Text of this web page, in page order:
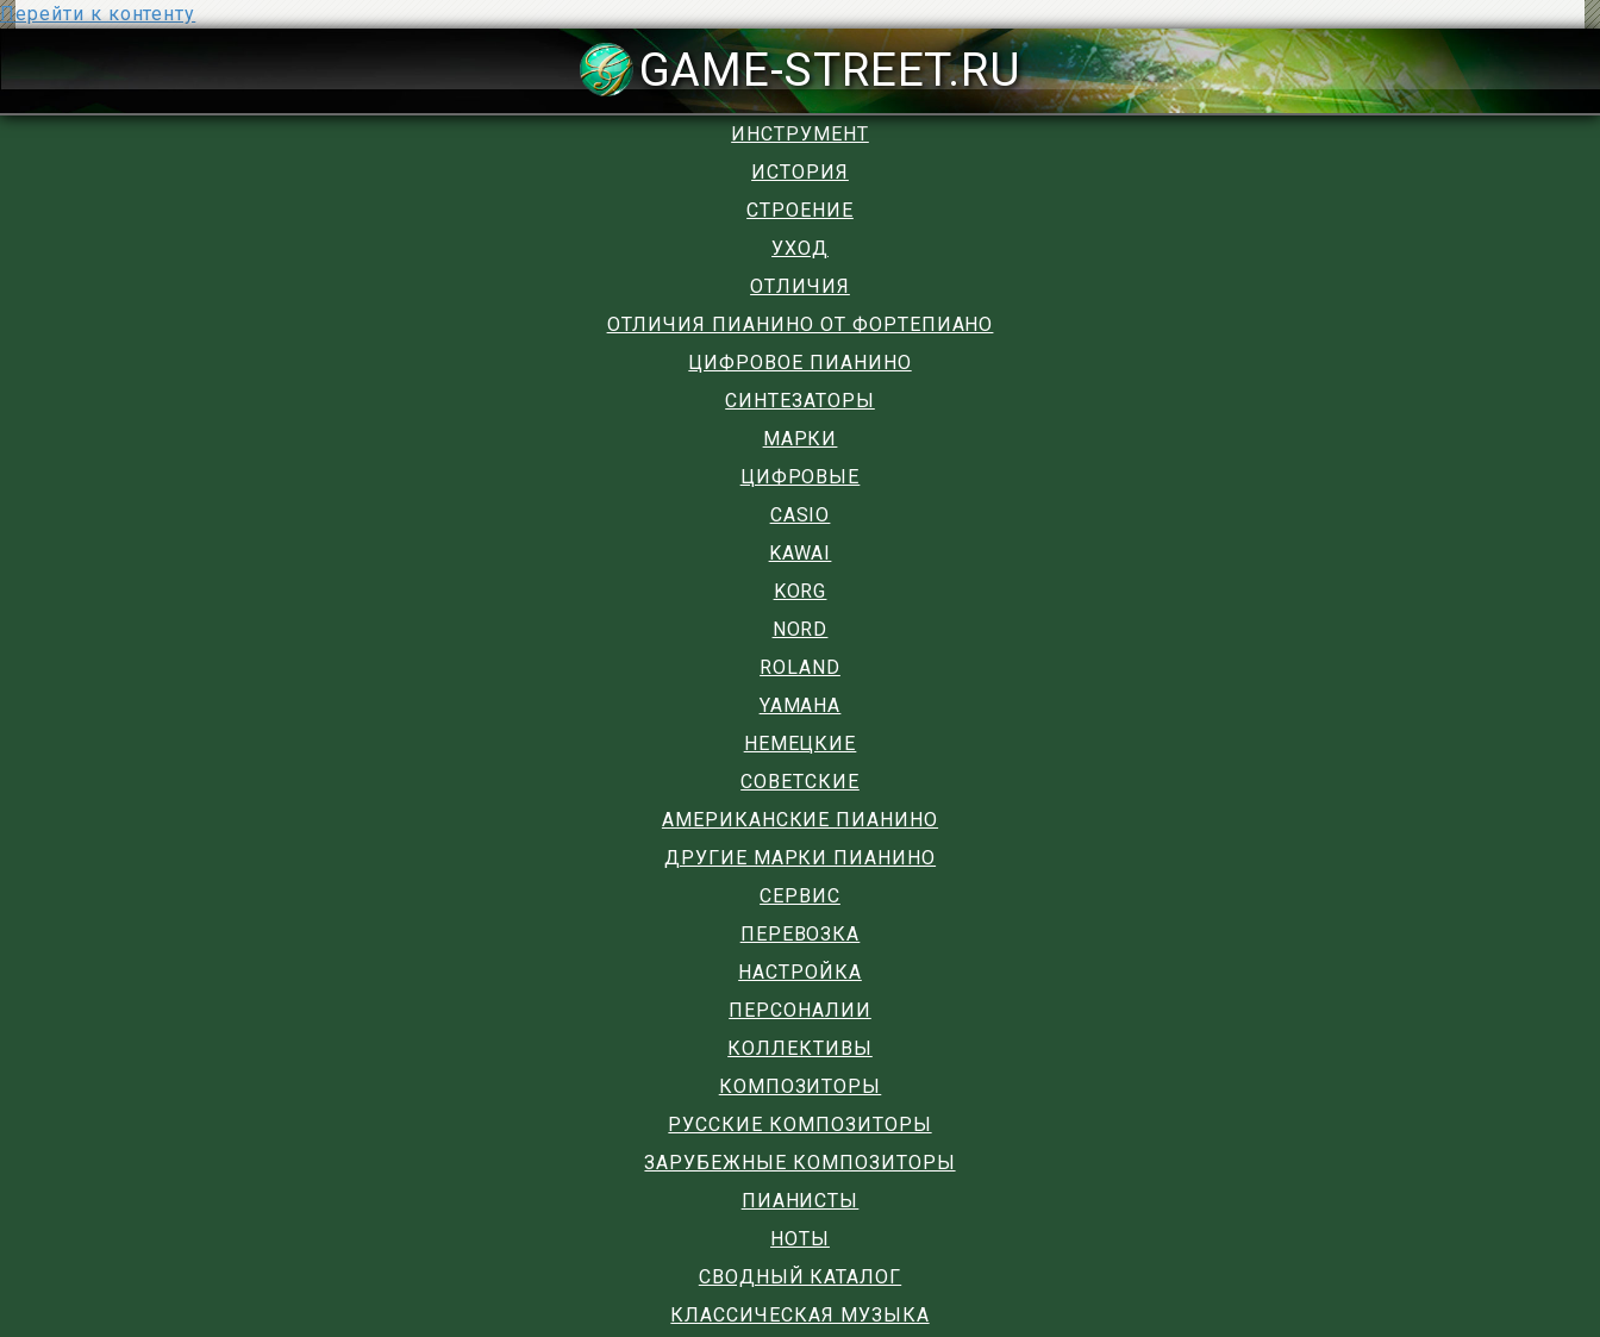
Перейти к контенту
GAME-STREET.RU
ИНСТРУМЕНТ
ИСТОРИЯ
СТРОЕНИЕ
УХОД
ОТЛИЧИЯ
ОТЛИЧИЯ ПИАНИНО ОТ ФОРТЕПИАНО
ЦИФРОВОЕ ПИАНИНО
СИНТЕЗАТОРЫ
МАРКИ
ЦИФРОВЫЕ
CASIO
KAWAI
KORG
NORD
ROLAND
YAMAHA
НЕМЕЦКИЕ
СОВЕТСКИЕ
АМЕРИКАНСКИЕ ПИАНИНО
ДРУГИЕ МАРКИ ПИАНИНО
СЕРВИС
ПЕРЕВОЗКА
НАСТРОЙКА
ПЕРСОНАЛИИ
КОЛЛЕКТИВЫ
КОМПОЗИТОРЫ
РУССКИЕ КОМПОЗИТОРЫ
ЗАРУБЕЖНЫЕ КОМПОЗИТОРЫ
ПИАНИСТЫ
НОТЫ
СВОДНЫЙ КАТАЛОГ
КЛАССИЧЕСКАЯ МУЗЫКА